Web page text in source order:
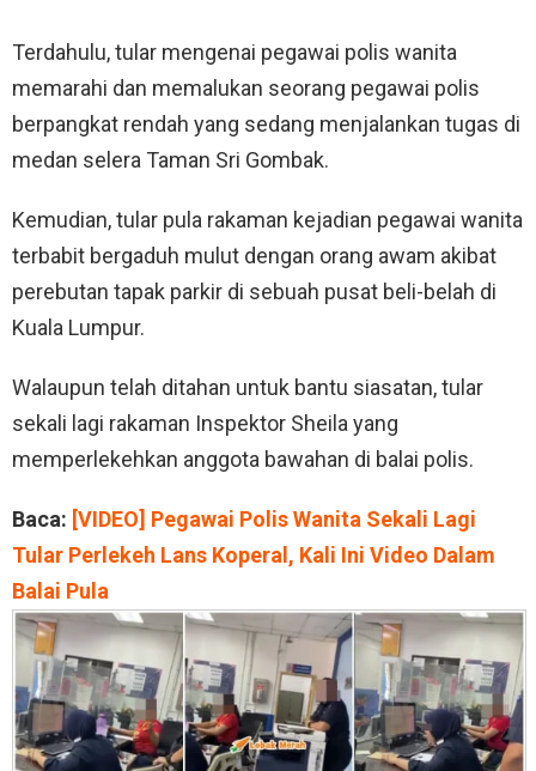
Terdahulu, tular mengenai pegawai polis wanita
memarahi dan memalukan seorang pegawai polis
berpangkat rendah yang sedang menjalankan tugas di
medan selera Taman Sri Gombak.
Kemudian, tular pula rakaman kejadian pegawai wanita
terbabit bergaduh mulut dengan orang awam akibat
perebutan tapak parkir di sebuah pusat beli-belah di
Kuala Lumpur.
Walaupun telah ditahan untuk bantu siasatan, tular
sekali lagi rakaman Inspektor Sheila yang
memperlekehkan anggota bawahan di balai polis.
Baca: [VIDEO] Pegawai Polis Wanita Sekali Lagi
Tular Perlekeh Lans Koperal, Kali Ini Video Dalam
Balai Pula